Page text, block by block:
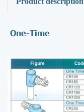
One-Time